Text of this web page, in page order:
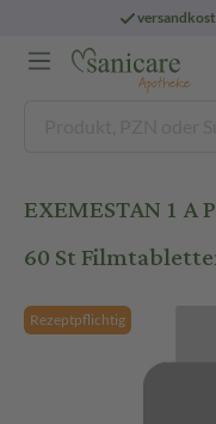
EXEMESTAN 1
60 St
Rezeptpflichtig